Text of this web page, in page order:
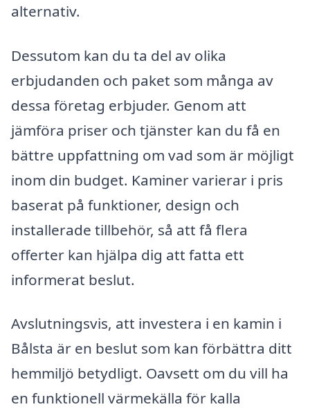
alternativ.
Dessutom kan du ta del av olika
erbjudanden och paket som många av
dessa företag erbjuder. Genom att
jämföra priser och tjänster kan du få en
bättre uppfattning om vad som är möjligt
inom din budget. Kaminer varierar i pris
baserat på funktioner, design och
installerade tillbehör, så att få flera
offerter kan hjälpa dig att fatta ett
informerat beslut.
Avslutningsvis, att investera i en kamin i
Bålsta är en beslut som kan förbättra ditt
hemmiljö betydligt. Oavsett om du vill ha
en funktionell värmekälla för kalla